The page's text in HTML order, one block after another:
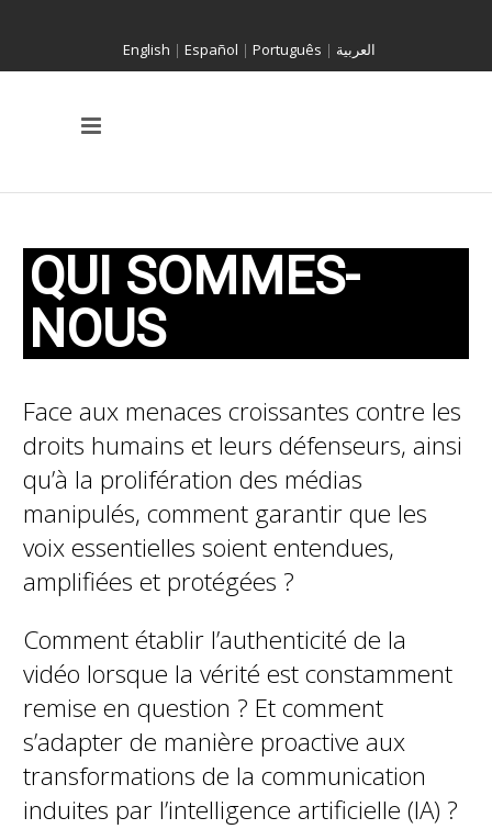
English | Español | Português | العربية
QUI SOMMES-
NOUS
Face aux menaces croissantes contre les
droits humains et leurs défenseurs, ainsi
qu’à la prolifération des médias
manipulés, comment garantir que les
voix essentielles soient entendues,
amplifiées et protégées ?
Comment établir l’authenticité de la
vidéo lorsque la vérité est constamment
remise en question ? Et comment
s’adapter de manière proactive aux
transformations de la communication
induites par l’intelligence artificielle (IA) ?